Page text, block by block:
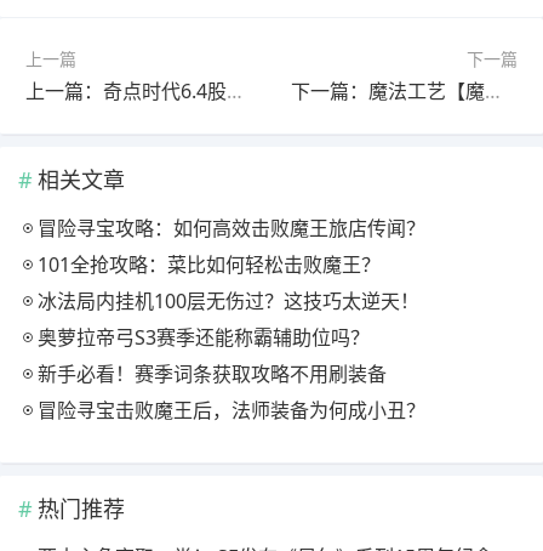
上一篇
上一篇：奇点时代6.4股票推荐
下一篇
下一篇：魔法工艺【魔法工艺】收割者套装，我就是玩毒高手！
相关文章
冒险寻宝攻略：如何高效击败魔王旅店传闻？
101全抢攻略：菜比如何轻松击败魔王？
冰法局内挂机100层无伤过？这技巧太逆天！
奥萝拉帝弓S3赛季还能称霸辅助位吗？
新手必看！赛季词条获取攻略不用刷装备
冒险寻宝击败魔王后，法师装备为何成小丑？
热门推荐